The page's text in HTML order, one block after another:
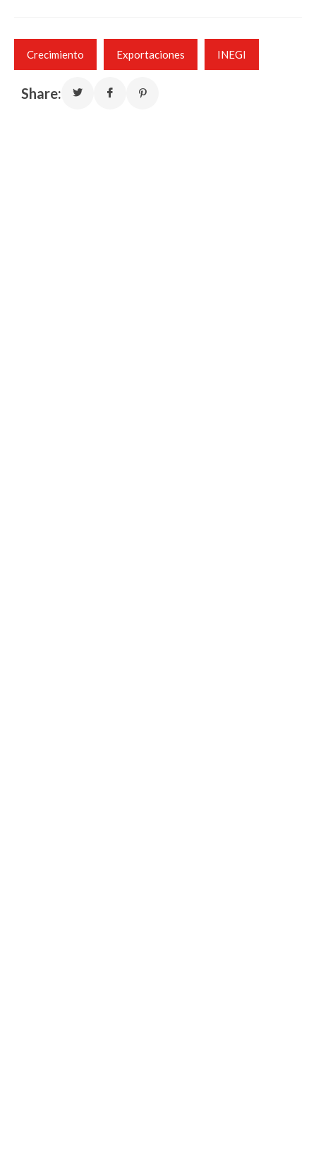
Crecimiento Exportaciones INEGI
Share: